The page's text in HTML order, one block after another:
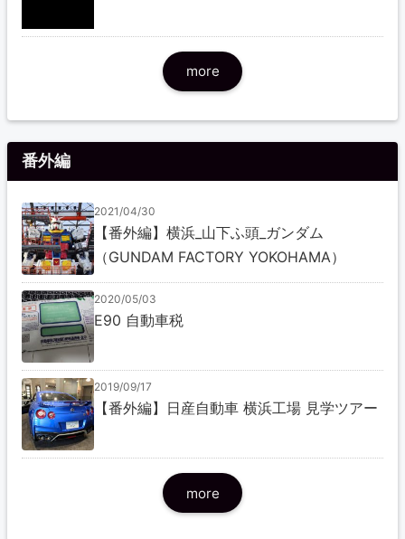
more
番外編
2021/04/30
【番外編】横浜_山下ふ頭_ガンダム
（GUNDAM FACTORY YOKOHAMA）
2020/05/03
E90 自動車税
2019/09/17
【番外編】日産自動車 横浜工場 見学ツアー
more